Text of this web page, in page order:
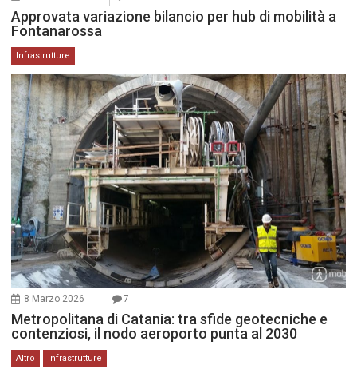
Approvata variazione bilancio per hub di mobilità a
Fontanarossa
Infrastrutture
8 Marzo 2026 7
Metropolitana di Catania: tra sfide geotecniche e
contenziosi, il nodo aeroporto punta al 2030
Altro Infrastrutture